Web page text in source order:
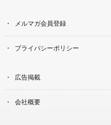
メルマガ会員登録
プライバシーポリシー
広告掲載
会社概要